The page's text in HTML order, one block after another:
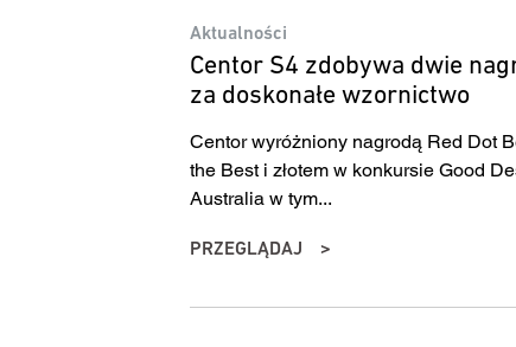
Aktualności
Centor S4 zdobywa dwie
za doskonałe wzornictwo
Centor wyróżniony nagrodą Red Dot
the Best i złotem w konkursie Good
Australia w tym...
PRZEGLĄDAJ